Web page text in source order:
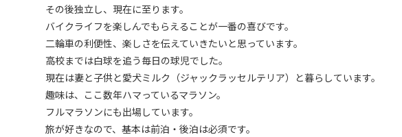
その後独立し、現在に至ります。
バイクライフを楽しんでもらえることが一番の喜びです。
二輪車の利便性、楽しさを伝えていきたいと思っています。
高校までは白球を追う毎日の球児でした。
現在は妻と子供と愛犬ミルク（ジャックラッセルテリア）と暮らしています。
趣味は、ここ数年ハマっているマラソン。
フルマラソンにも出場しています。
旅が好きなので、基本は前泊・後泊は必須です。